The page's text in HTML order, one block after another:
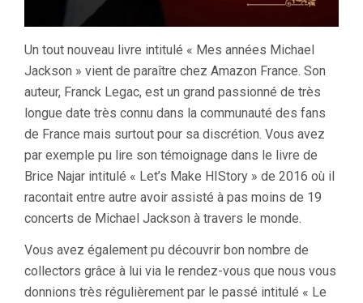
Un tout nouveau livre intitulé « Mes années Michael
Jackson » vient de paraître chez Amazon France. Son
auteur, Franck Legac, est un grand passionné de très
longue date très connu dans la communauté des fans
de France mais surtout pour sa discrétion. Vous avez
par exemple pu lire son témoignage dans le livre de
Brice Najar intitulé « Let’s Make HIStory » de 2016 où il
racontait entre autre avoir assisté à pas moins de 19
concerts de Michael Jackson à travers le monde.
Vous avez également pu découvrir bon nombre de
collectors grâce à lui via le rendez-vous que nous vous
donnions très régulièrement par le passé intitulé « Le